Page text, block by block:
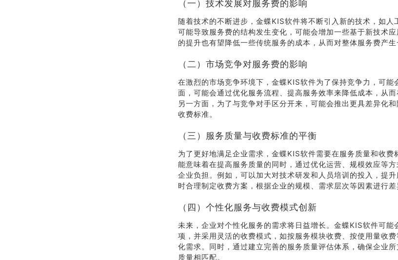
（一）技术发展对服务费的影响
随着技术的不断进步，金蝶KIS软件将不断引入新的技术，如人
可能导致服务费的结构发生变化，可能会增加一些基于新技术
的提升也有望降低一些传统服务的成本，从而对整体服务费产生
（二）市场竞争对服务费的影响
在激烈的市场竞争环境下，金蝶KIS软件为了保持竞争力，可能
面，可能会通过优化服务流程、提高服务效率来降低成本，从而
另一方面，为了与竞争对手区分开来，可能会推出更具差异化
收费标准。
（三）服务质量与收费标准的平衡
为了更好地满足企业需求，金蝶KIS软件需要在服务质量和收费
能意味着在提高服务质量的同时，通过优化运营、规模效应等
企业负担。例如，可以加大对技术研发和人员培训的投入，提
时合理制定收费方案，根据企业的规模、需求层次等因素进行差
（四）个性化服务与收费模式创新
未来，企业对个性化服务的需求将日益增长。金蝶KIS软件可能
项，并采用灵活的收费模式，如按服务模块收费、按使用量收
化需求。同时，通过建立完善的服务质量评估体系，确保企业
质量相匹配。